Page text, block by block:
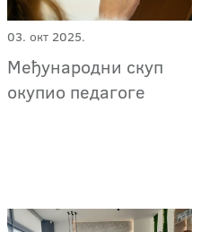
03. окт 2025.
Међународни скуп
окупио педагоге